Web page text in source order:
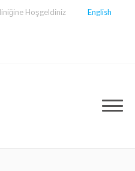
Kliniğine Hoşgeldiniz
English